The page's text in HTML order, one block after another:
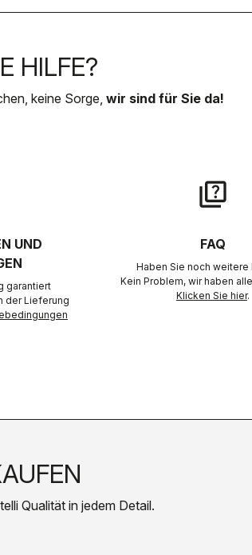
HILFE?
keine Sorge, wir sind für Sie da!
UND
garantiert
der Lieferung
quiz
FAQ
Haben Sie noch weitere
Kein Problem, wir haben
Klicken Sie hier.
Qualität in jedem Detail.